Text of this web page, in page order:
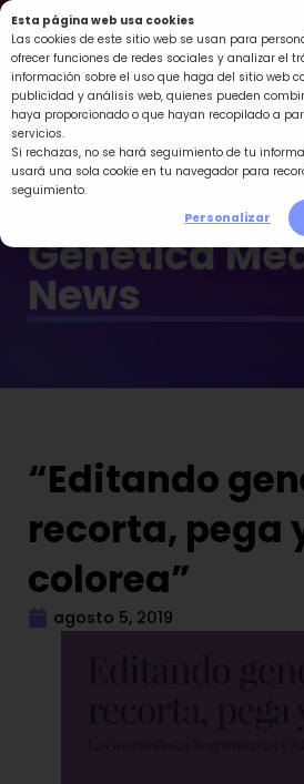
Esta página web usa cookies
Las cookies de este sitio web se usan para
ofrecer funciones de redes sociales y analizar el
información sobre el uso que haga del sitio web
publicidad y análisis web, quienes pueden
haya proporcionado o que hayan recopilado a
servicios.
Si rechazas, no se hará seguimiento de tu
usará una sola cookie en tu navegador para
seguimiento.
Personalizar
Ir
al
contenido
Genética
News
“Editando
recorta, pega
colorea”
agosto 5, 2019